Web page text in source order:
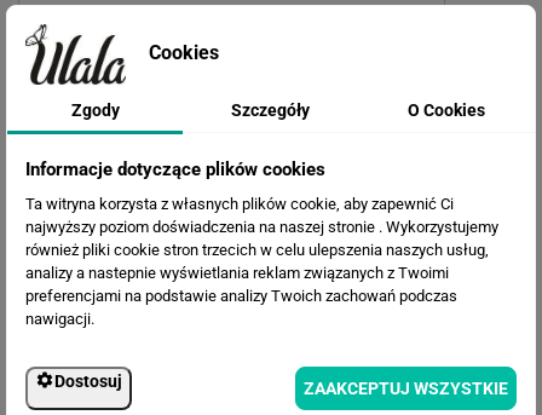
WERSJE KOLORYSTYCZNE
Cookies
Zgody Szczegóły O Cookies
Informacje dotyczące plików cookies
Ta witryna korzysta z własnych plików cookie, aby zapewnić Ci
najwyższy poziom doświadczenia na naszej stronie . Wykorzystujemy
również pliki cookie stron trzecich w celu ulepszenia naszych usług,
analizy a nastepnie wyświetlania reklam związanych z Twoimi
preferencjami na podstawie analizy Twoich zachowań podczas
nawigacji.
Dostosuj ZAAKCEPTUJ WSZYSTKIE